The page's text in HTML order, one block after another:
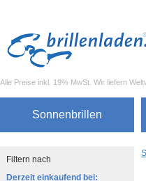
Alle Preise inkl. 19% MwSt. Wir liefern
Sonnenbrillen
Filtern nach
Derzeit einkaufend bei: